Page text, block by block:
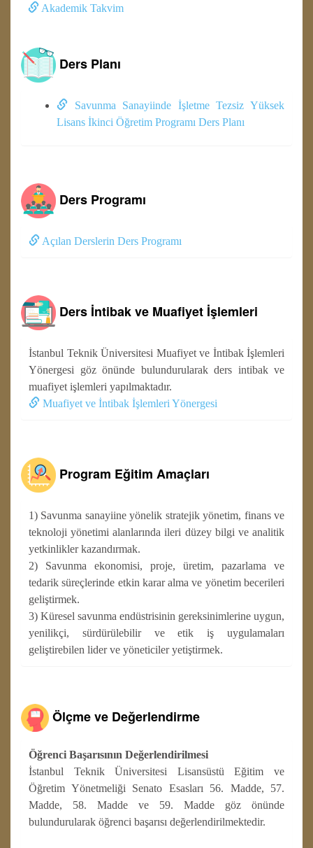
Akademik Takvim
Ders Planı
Savunma Sanayiinde İşletme Tezsiz Yüksek
Lisans İkinci Öğretim Programı Ders Planı
Ders Programı
Açılan Derslerin Ders Programı
Ders İntibak ve Muafiyet İşlemleri
İstanbul Teknik Üniversitesi Muafiyet ve İntibak İşlemleri
Yönergesi göz önünde bulundurularak ders intibak ve
muafiyet işlemleri yapılmaktadır.
Muafiyet ve İntibak İşlemleri Yönergesi
Program Eğitim Amaçları
1) Savunma sanayiine yönelik stratejik yönetim, finans ve
teknoloji yönetimi alanlarında ileri düzey bilgi ve analitik
yetkinlikler kazandırmak.
2) Savunma ekonomisi, proje, üretim, pazarlama ve
tedarik süreçlerinde etkin karar alma ve yönetim becerileri
geliştirmek.
3) Küresel savunma endüstrisinin gereksinimlerine uygun,
yenilikçi, sürdürülebilir ve etik iş uygulamaları
geliştirebilen lider ve yöneticiler yetiştirmek.
Ölçme ve Değerlendirme
Öğrenci Başarısının Değerlendirilmesi
İstanbul Teknik Üniversitesi Lisansüstü Eğitim ve
Öğretim Yönetmeliği Senato Esasları 56. Madde, 57.
Madde, 58. Madde ve 59. Madde göz önünde
bulundurularak öğrenci başarısı değerlendirilmektedir.